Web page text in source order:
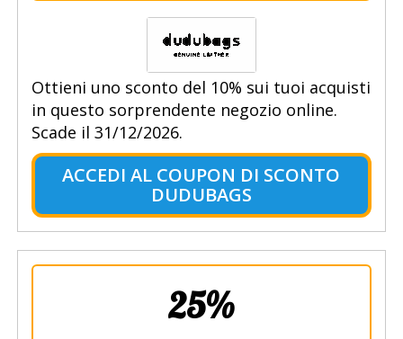
Ottieni uno sconto del 10% sui tuoi acquisti
in questo sorprendente negozio online.
Scade il 31/12/2026.
ACCEDI AL COUPON DI SCONTO
DUDUBAGS
25%